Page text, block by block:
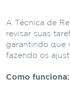
A Técnica de
revisar suas
garantindo que
fazendo os
Como funciona: